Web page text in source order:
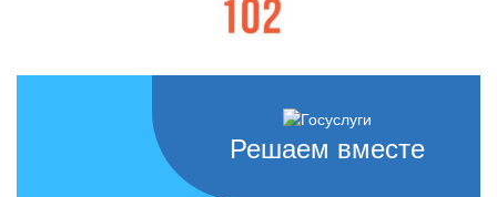
Решаем вместе